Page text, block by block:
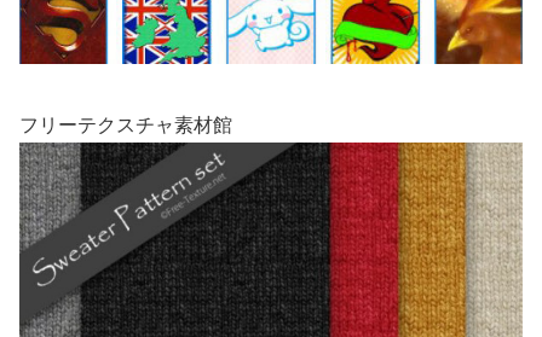
フリーテクスチャ素材館